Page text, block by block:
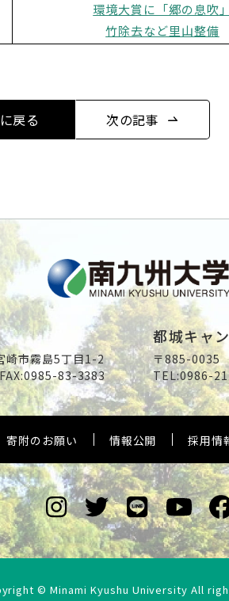
環境大賞に「郷の息吹」
竹除去など里山整備
戻る 次の記事
市霧島5丁目1-2
FAX:0985-83-3383
都城キャ
〒885-0035
TEL:0986-
寄附のお願い 情報公開 採用情
© Minami Kyushu University All